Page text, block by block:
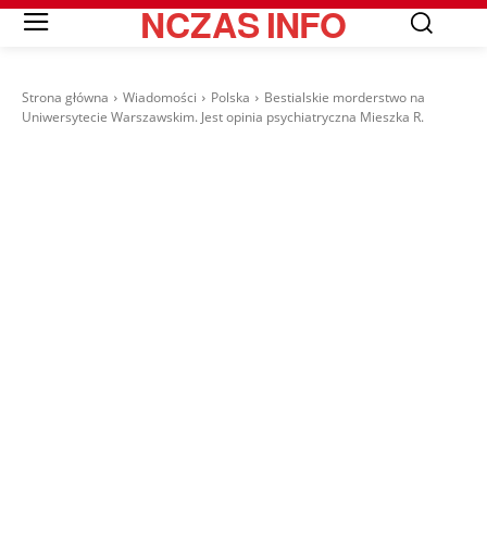
NCZASINFO
Strona główna Wiadomości Polska
Bestialskie morderstwo na
Uniwersytecie Warszawskim. Jest opinia psychiatryczna Mieszka R.